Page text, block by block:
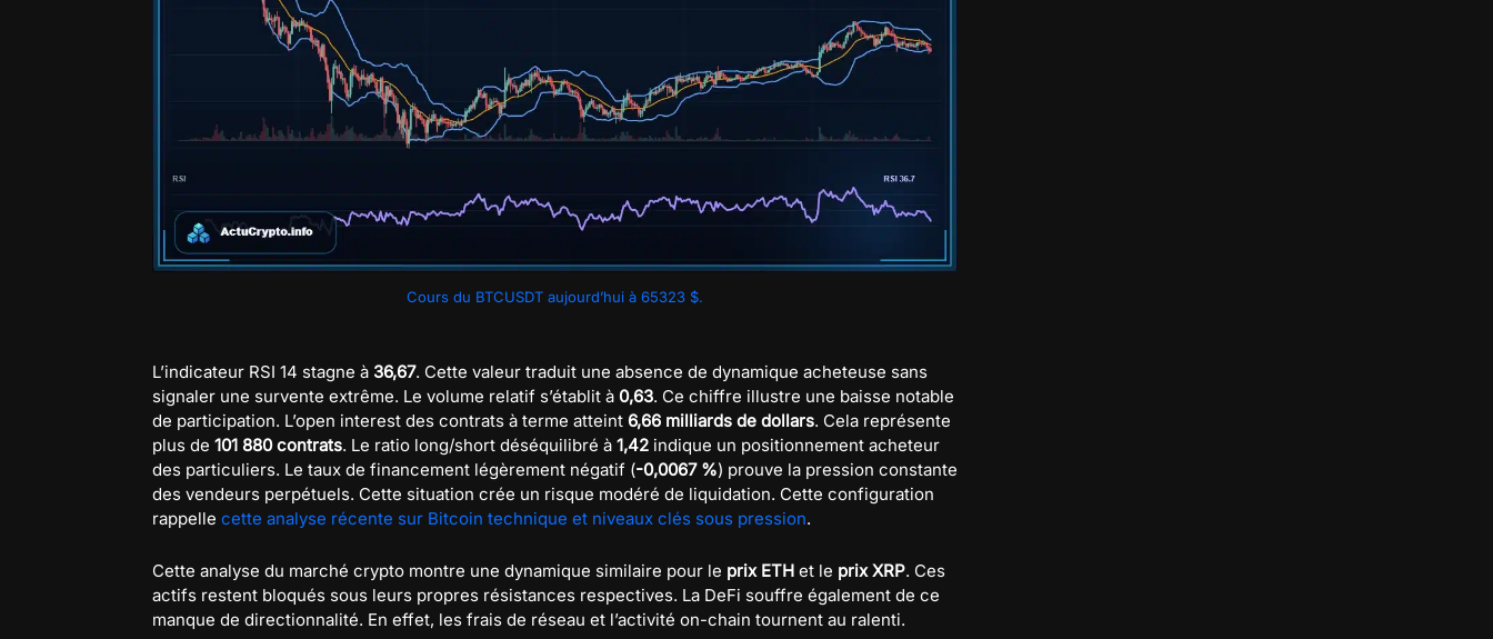
Cours du BTCUSDT aujourd’hui à 65323 $.
L’indicateur RSI 14 stagne à 36,67. Cette valeur traduit une absence de dynamique acheteuse sans
signaler une survente extrême. Le volume relatif s’établit à 0,63. Ce chiffre illustre une baisse notable
de participation. L’open interest des contrats à terme atteint 6,66 milliards de dollars. Cela représente
plus de 101 880 contrats. Le ratio long/short déséquilibré à 1,42 indique un positionnement acheteur
des particuliers. Le taux de financement légèrement négatif (-0,0067 %) prouve la pression constante
des vendeurs perpétuels. Cette situation crée un risque modéré de liquidation. Cette configuration
rappelle cette analyse récente sur Bitcoin technique et niveaux clés sous pression.
Cette analyse du marché crypto montre une dynamique similaire pour le prix ETH et le prix XRP. Ces
actifs restent bloqués sous leurs propres résistances respectives. La DeFi souffre également de ce
manque de directionnalité. En effet, les frais de réseau et l’activité on-chain tournent au ralenti.